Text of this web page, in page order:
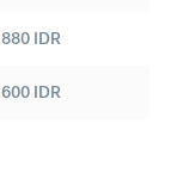
IDR
IDR